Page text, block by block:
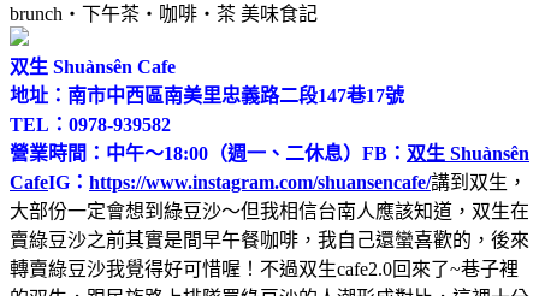
brunch‧下午茶‧咖啡‧茶 美味食記
双生 Shuànsên Cafe
地址：南市中西區南美里忠義路二段147巷17號
TEL：0978-939582
營業時間：中午～18:00（週一、二休息） FB： 双生 Shuànsên
CafeIG： https://www.instagram.com/shuansencafe/講到双生，
大部份一定會想到綠豆沙～但我相信台南人應該知道，双生在
賣綠豆沙之前其實是間早午餐咖啡，我自己還蠻喜歡的，後來
轉賣綠豆沙我覺得好可惜喔！不過双生cafe2.0回來了~巷子裡